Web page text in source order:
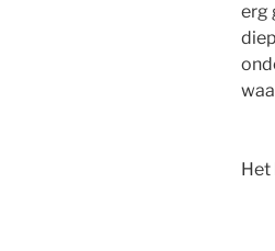
erg
Het